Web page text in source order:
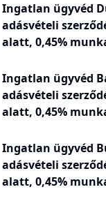
Ingatlan ügyvéd
adásvételi
alatt, 0,45%
Ingatlan ügyvéd
adásvételi
alatt, 0,45%
Ingatlan ügyvéd
adásvételi
alatt, 0,45%